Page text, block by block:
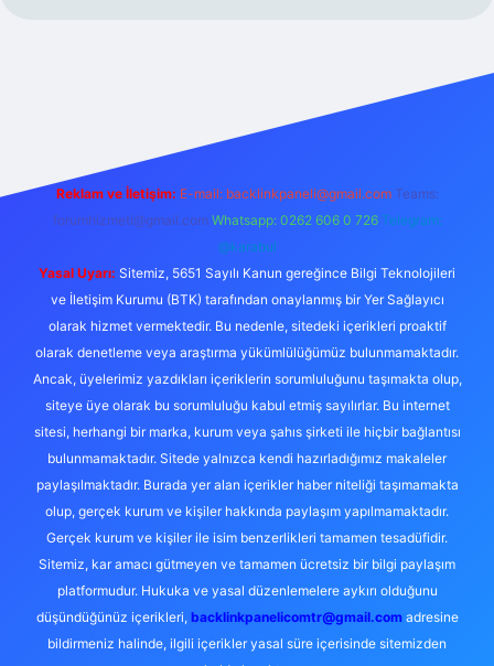
Reklam ve İletişim: E-mail: backlinkpaneli@gmail.com Teams:
forumhizmeti@gmail.com Whatsapp: 0262 606 0 726 Telegram:
@karabul
Yasal Uyarı: Sitemiz, 5651 Sayılı Kanun gereğince Bilgi Teknolojileri
ve İletişim Kurumu (BTK) tarafından onaylanmış bir Yer Sağlayıcı
olarak hizmet vermektedir. Bu nedenle, sitedeki içerikleri proaktif
olarak denetleme veya araştırma yükümlülüğümüz bulunmamaktadır.
Ancak, üyelerimiz yazdıkları içeriklerin sorumluluğunu taşımakta olup,
siteye üye olarak bu sorumluluğu kabul etmiş sayılırlar. Bu internet
sitesi, herhangi bir marka, kurum veya şahıs şirketi ile hiçbir bağlantısı
bulunmamaktadır. Sitede yalnızca kendi hazırladığımız makaleler
paylaşılmaktadır. Burada yer alan içerikler haber niteliği taşımamakta
olup, gerçek kurum ve kişiler hakkında paylaşım yapılmamaktadır.
Gerçek kurum ve kişiler ile isim benzerlikleri tamamen tesadüfidir.
Sitemiz, kar amacı gütmeyen ve tamamen ücretsiz bir bilgi paylaşım
platformudur. Hukuka ve yasal düzenlemelere aykırı olduğunu
düşündüğünüz içerikleri, backlinkpanelicomtr@gmail.comadresine
bildirmeniz halinde, ilgili içerikler yasal süre içerisinde sitemizden